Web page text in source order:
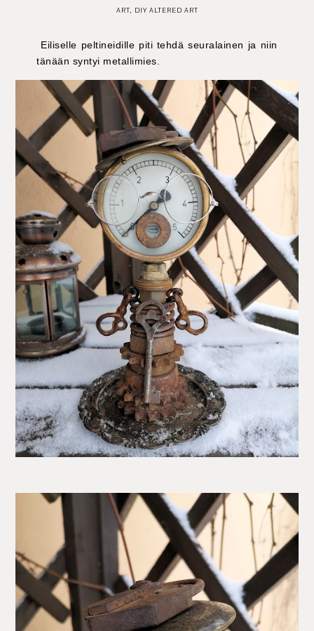
ART, DIY ALTERED ART
Eiliselle peltineidille piti tehdä seuralainen ja niin
tänään syntyi metallimies.